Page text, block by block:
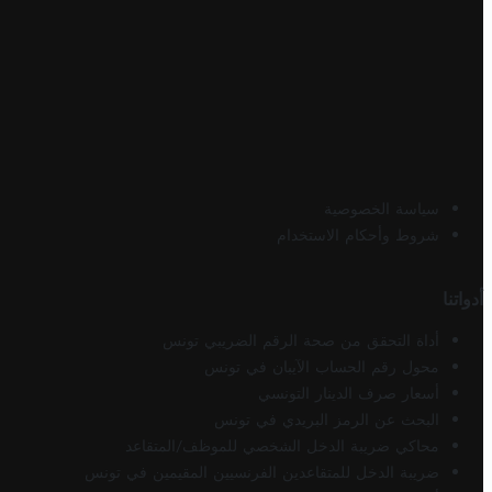
سياسة الخصوصية
شروط وأحكام الاستخدام
أدواتنا
أداة التحقق من صحة الرقم الضريبي تونس
محول رقم الحساب الآيبان في تونس
أسعار صرف الدينار التونسي
البحث عن الرمز البريدي في تونس
محاكي ضريبة الدخل الشخصي للموظف/المتقاعد
ضريبة الدخل للمتقاعدين الفرنسيين المقيمين في تونس